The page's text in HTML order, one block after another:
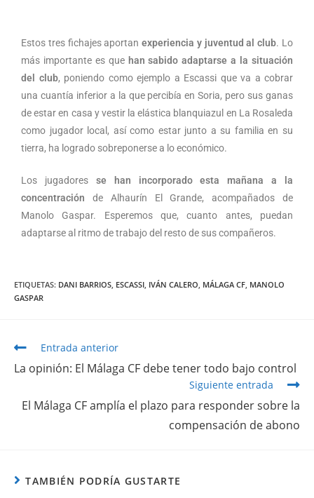
Estos tres fichajes aportanexperiencia y juventud al club. Lo
más importante es que han sabido adaptarse a la situación
del club, poniendo como ejemplo a Escassi que va a cobrar
una cuantía inferior a la que percibía en Soria, pero sus ganas
de estar en casa y vestir la elástica blanquiazul en La Rosaleda
como jugador local, así como estar junto a su familia en su
tierra, ha logrado sobreponerse a lo económico.
Los jugadores se han incorporado esta mañana a la
concentración de Alhaurín El Grande, acompañados de
Manolo Gaspar. Esperemos que, cuanto antes, puedan
adaptarse al ritmo de trabajo del resto de sus compañeros.
ETIQUETAS: DANI BARRIOS, ESCASSI, IVÁN CALERO, MÁLAGA CF, MANOLO
GASPAR
Entrada anterior
La opinión: El Málaga CF debe tener todo bajo control
Siguiente entrada
El Málaga CF amplía el plazo para responder sobre la
compensación de abono
TAMBIÉN PODRÍA GUSTARTE